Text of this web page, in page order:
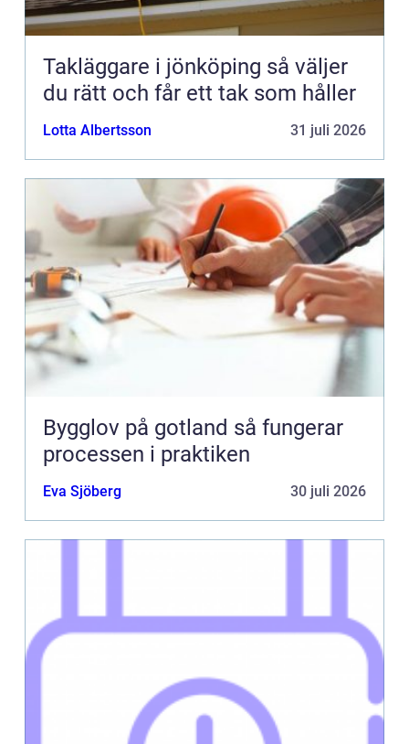
Takläggare i jönköping så väljer
du rätt och får ett tak som håller
Lotta Albertsson 31 juli 2026
Bygglov på gotland så fungerar
processen i praktiken
Eva Sjöberg 30 juli 2026